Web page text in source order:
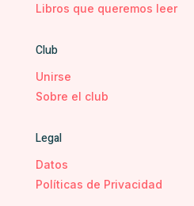
Libros que queremos leer
Club
Unirse
Sobre el club
Legal
Datos
Políticas de Privacidad